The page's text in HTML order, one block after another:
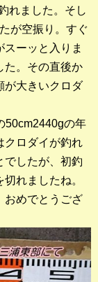
れました。そし
が空振り。すぐ
ーッと入りま
た。その直後か
が大きいクロダ
50cm2440gの年
クロダイが釣れ
でしたが、初釣
れましたね。
おめでとうござ